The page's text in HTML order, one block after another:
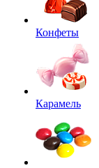
Конфеты
Карамель